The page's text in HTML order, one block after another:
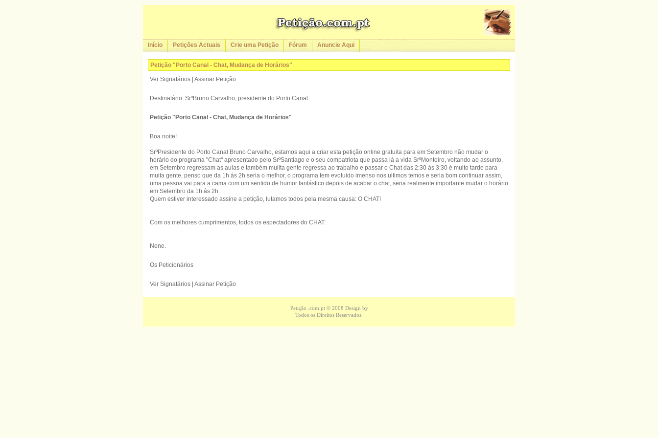
Início Petições Actuais Crie uma Petição Fórum Anuncie Aqui
Petição "Porto Canal - Chat, Mudança de Horários"
Ver Signatários | Assinar Petição
Destinatário: SrºBruno Carvalho, presidente do Porto Canal
Petição "Porto Canal - Chat, Mudança de Horários"
Boa noite!
SrºPresidente do Porto Canal Bruno Carvalho, estamos aqui a criar esta petição online gratuita para em Setembro não mudar o
horário do programa "Chat" apresentado pelo SrºSantiago e o seu compatriota que passa lá a vida SrºMonteiro, voltando ao assunto,
em Setembro regressam as aulas e também muiita gente regressa ao trabalho e passar o Chat das 2:30 ás 3:30 é muito tarde para
muita gente, penso que da 1h ás 2h seria o melhor, o programa tem evoluido imenso nos ultimos temos e seria bom continuar assim,
uma pessoa vai para a cama com um sentido de humor fantástico depois de acabar o chat, seria realmente importante mudar o horário
em Setembro da 1h ás 2h.
Quem estiver interessado assine a petição, lutamos todos pela mesma causa: O CHAT!
Com os melhores cumprimentos, todos os espectadores do CHAT.
Nene.
Os Peticionários
Ver Signatários | Assinar Petição
Petição .com.pt© 2008 Design by
Todos os Direitos Reservados.